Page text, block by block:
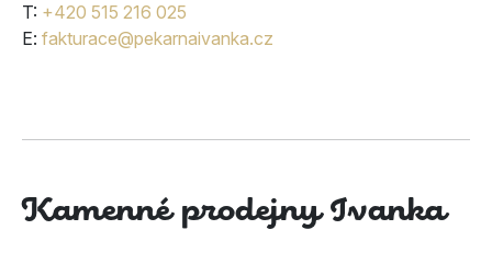
T: +420 515 216 025
E: fakturace@pekarnaivanka.cz
Kamenné prodejny Ivanka